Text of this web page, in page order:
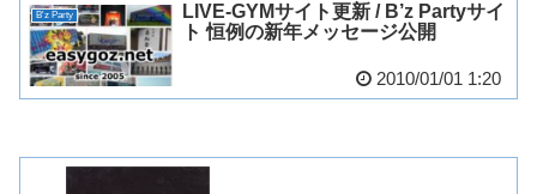
B'z Party
LIVE-GYMサイト更新 / B’z Partyサイ
ト 恒例の新年メッセージ公開
2010/01/01 1:20